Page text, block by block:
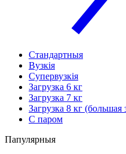
Стандартныя
Вузкія
Супервузкія
Загрузка 6 кг
Загрузка 7 кг
Загрузка 8 кг (большая
С паром
Папулярныя